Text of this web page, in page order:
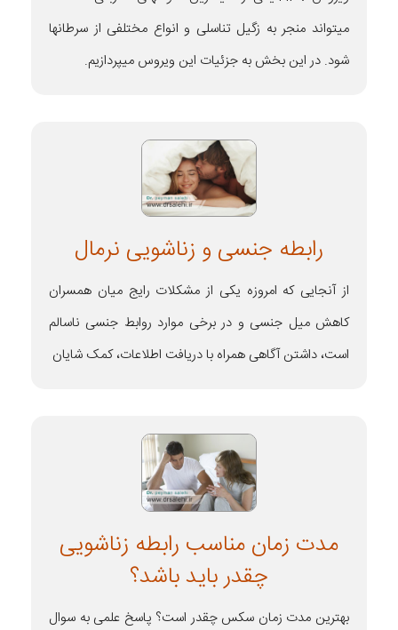
میتواند منجر به زگیل تناسلی و انواع مختلفی از سرطانها
شود. در این بخش به جزئیات این ویروس میپردازیم.
رابطه جنسی و زناشویی نرمال
از آنجایی که امروزه یکی از مشکلات رایج میان همسران
کاهش میل جنسی و در برخی موارد روابط جنسی ناسالم
است، داشتن آگاهی همراه با دریافت اطلاعات، کمک شایان
مدت زمان مناسب رابطه زناشویی
چقدر باید باشد؟
بهترین مدت زمان سکس چقدر است؟ پاسخ علمی به سوال